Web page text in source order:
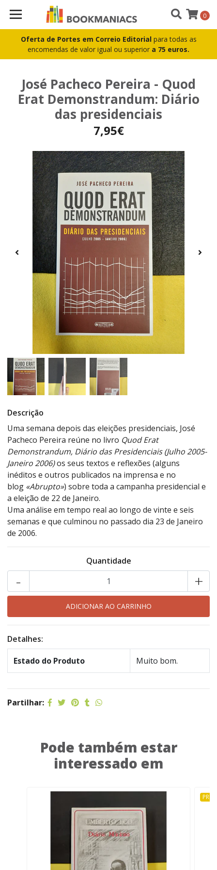
Oferta de Portes em Correio Editorial para todas as
encomendas de valor igual ou superior a 75 euros.
0
José Pacheco Pereira - Quod
Erat Demonstrandum: Diário
das presidenciais
7,95€
Descrição
Uma semana depois das eleições presidenciais, José
Pacheco Pereira reúne no livro Quod Erat
Demonstrandum, Diário das Presidenciais (Julho 2005-
Janeiro 2006)os seus textos e reflexões (alguns
inéditos e outros publicados na imprensa e no
blog «Abrupto») sobre toda a campanha presidencial e
a eleição de 22 de Janeiro.
Uma análise em tempo real ao longo de vinte e seis
semanas e que culminou no passado dia 23 de Janeiro
de 2006.
Quantidade
+
-
Detalhes:
Estado do Produto Muito bom.
Partilhar:
Pode também estar
interessado em